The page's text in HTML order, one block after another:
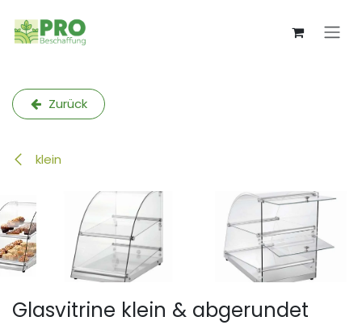
Zurück
klein
Glasvitrine klein & abgerundet